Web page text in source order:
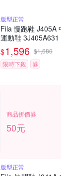
版型正常
Fila 慢跑鞋 J405A
運動鞋 3J405A631
$1,596 $1,680
限時下殺
券
商品折價券
50元
版型正常